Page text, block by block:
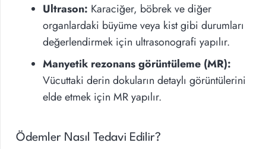
Ultrason: Karaciğer, böbrek ve diğer
organlardaki büyüme veya kist gibi durumları
değerlendirmek için ultrasonografi yapılır.
Manyetik rezonans görüntüleme (MR):
Vücuttaki derin dokuların detaylı görüntülerini
elde etmek için MR yapılır.
Ödemler Nasıl Tedavi Edilir?